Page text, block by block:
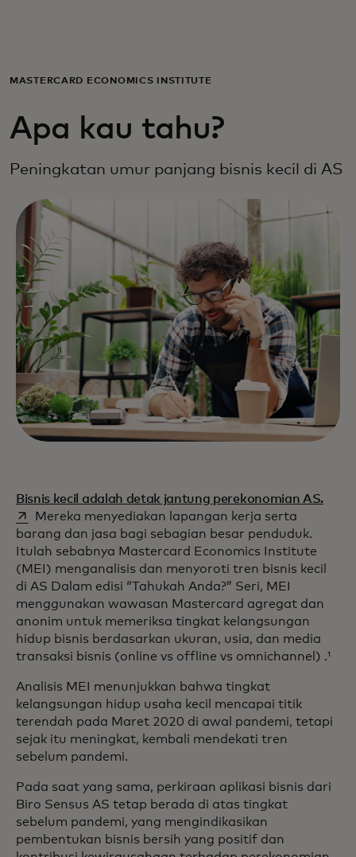
Untuk bisnis
Untuk dunia
Berita dan tren
MASTERCARD ECONOMICS INSTITUTE
Apa kau tahu?
Peningkatan umur panjang bisnis kecil di AS
Bisnis kecil adalah detak jantung perekonomian AS.
Mereka menyediakan lapangan kerja serta
barang dan jasa bagi sebagian besar penduduk.
Itulah sebabnya Mastercard Economics Institute
(MEI) menganalisis dan menyoroti tren bisnis kecil
di AS Dalam edisi “Tahukah Anda?” Seri, MEI
menggunakan wawasan Mastercard agregat dan
anonim untuk memeriksa tingkat kelangsungan
hidup bisnis berdasarkan ukuran, usia, dan media
transaksi bisnis (online vs offline vs omnichannel) .¹
Analisis MEI menunjukkan bahwa tingkat
kelangsungan hidup usaha kecil mencapai titik
terendah pada Maret 2020 di awal pandemi, tetapi
sejak itu meningkat, kembali mendekati tren
sebelum pandemi.
Pada saat yang sama, perkiraan aplikasi bisnis dari
Biro Sensus AS tetap berada di atas tingkat
sebelum pandemi, yang mengindikasikan
pembentukan bisnis bersih yang positif dan